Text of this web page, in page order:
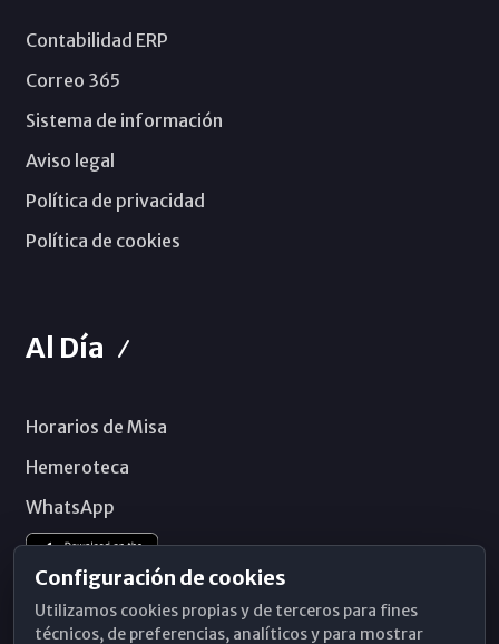
Contabilidad ERP
Correo 365
Sistema de información
Aviso legal
Política de privacidad
Política de cookies
Al Día
Horarios de Misa
Hemeroteca
WhatsApp
Configuración de cookies
Utilizamos cookies propias y de terceros para fines
técnicos, de preferencias, analíticos y para mostrar